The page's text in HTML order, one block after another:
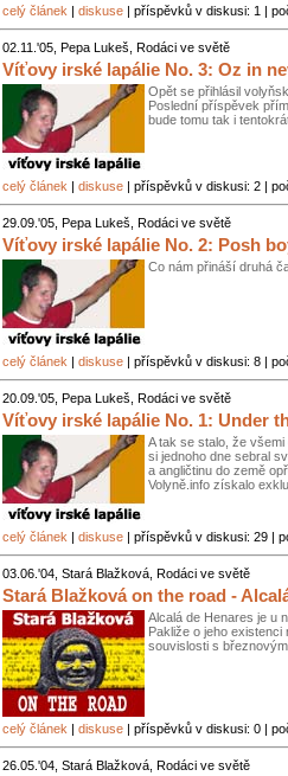
celý článek | diskuse | příspěvků v diskusi: 1 |
02.11.'05, Pepa Lukeš, Rodáci ve světě
Víťovy irské lapálie No. 3: Oz in
Opět se přihlásil
Poslední příspěvek
bude tomu tak i
celý článek | diskuse | příspěvků v diskusi: 2 |
29.09.'05, Pepa Lukeš, Rodáci ve světě
Víťovy irské lapálie No. 2: Posh
Co nám přináší druhá
celý článek | diskuse | příspěvků v diskusi: 8 |
20.09.'05, Pepa Lukeš, Rodáci ve světě
Víťovy irské lapálie No. 1: Under
A tak se stalo, že
si jednoho dne sebral
a angličtinu do země
Volyně.info získalo
celý článek | diskuse | příspěvků v diskusi: 29 |
03.06.'04, Stará Blažková, Rodáci ve světě
Stará Blažková on the road -
Alcalá de Henares je u
Pakliže o jeho
souvislosti s
celý článek | diskuse | příspěvků v diskusi: 0 |
26.05.'04, Stará Blažková, Rodáci ve světě